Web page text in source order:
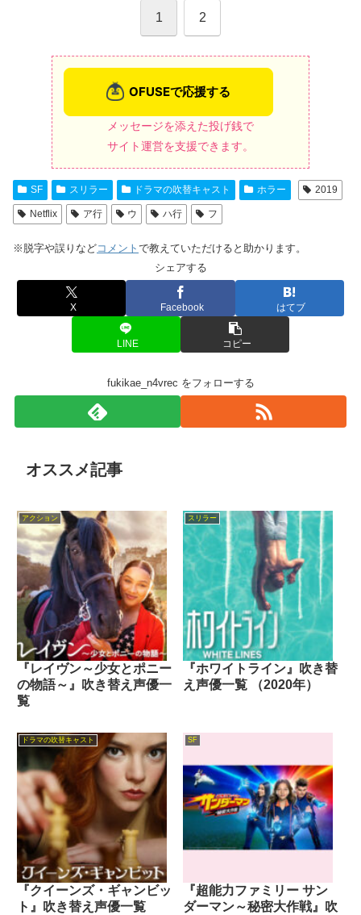
1 2
メッセージを添えた投げ銭で
サイト運営を支援できます。
SF スリラー ドラマの吹替キャスト ホラー 2019
Netflix ア行 ウ ハ行 フ
※脱字や誤りなどコメント で教えていただけると助かります。
シェアする
X Facebook はてブ
LINE コピー
fukikae_n4vrec をフォローする
オススメ記事
アクション
『レイヴン～少女とポニー
の物語～』吹き替え声優一
覧
スリラー
『ホワイトライン』吹き替
え声優一覧 （2020年）
ドラマの吹替キャスト
『クイーンズ・ギャンビッ
ト』吹き替え声優一覧
SF
『超能力ファミリー サン
ダーマン～秘密大作戦』吹